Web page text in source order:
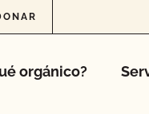
orgánico?